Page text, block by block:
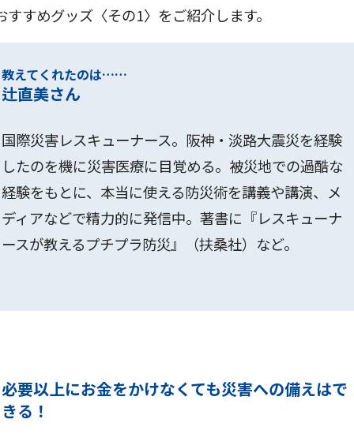
すすめグッズ〈その1〉をご紹介します。
教えてくれたのは……
辻直美さん
国際災害レスキューナース。阪神・淡路大震災を経験
したのを機に災害医療に目覚める。被災地での過酷な
経験をもとに、本当に使える防災術を講義や講演、メ
ディアなどで精力的に発信中。著書に『レスキューナ
ースが教えるプチプラ防災』（扶桑社）など。
必要以上にお金をかけなくても災害への備えはで
きる！